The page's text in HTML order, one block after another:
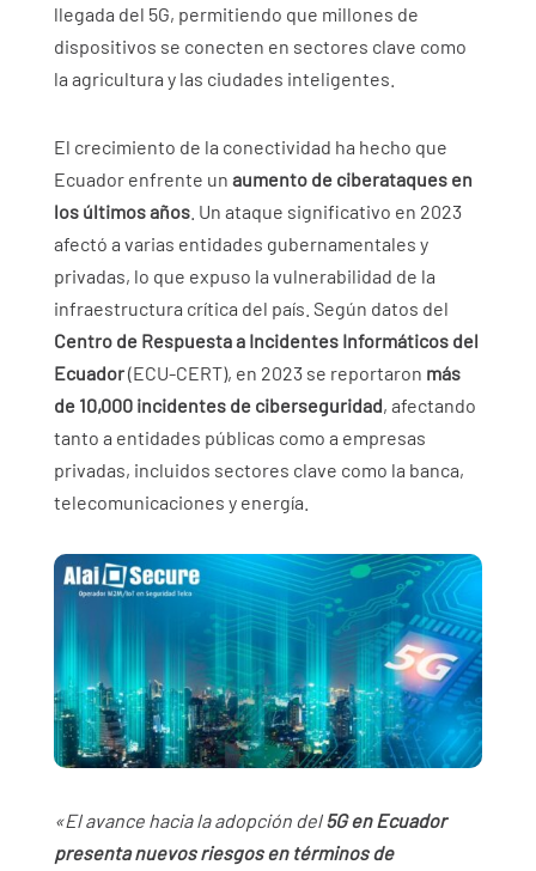
llegada del 5G, permitiendo que millones de
dispositivos se conecten en sectores clave como
la agricultura y las ciudades inteligentes.
El crecimiento de la conectividad ha hecho que
Ecuador enfrente un aumento de ciberataques en
los últimos años. Un ataque significativo en 2023
afectó a varias entidades gubernamentales y
privadas, lo que expuso la vulnerabilidad de la
infraestructura crítica del país. Según datos del
Centro de Respuesta a Incidentes Informáticos del
Ecuador(ECU-CERT), en 2023 se reportaron más
de 10,000 incidentes de ciberseguridad, afectando
tanto a entidades públicas como a empresas
privadas, incluidos sectores clave como la banca,
telecomunicaciones y energía.
«El avance hacia la adopción del5G en Ecuador
presenta nuevos riesgos en términos de